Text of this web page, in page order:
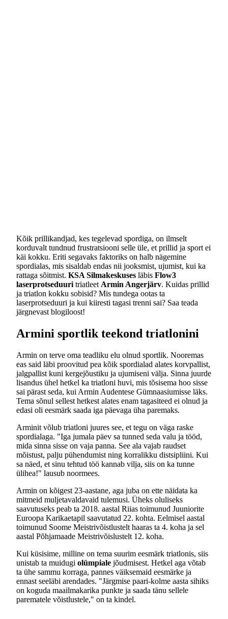
Kõik prillikandjad, kes tegelevad spordiga, on ilmselt
korduvalt tundnud frustratsiooni selle üle, et prillid ja sport ei
käi kokku. Eriti segavaks faktoriks on halb nägemine
spordialas, mis sisaldab endas nii jooksmist, ujumist, kui ka
rattaga sõitmist. KSA Silmakeskuses läbis Flow3
laserprotseduuri triatleet Armin Angerjärv. Kuidas prillid
ja triatlon kokku sobisid? Mis tundega ootas ta
laserprotseduuri ja kui kiiresti tagasi trenni sai? Saa teada
järgnevast blogiloost!
Armini sportlik teekond triatlonini
Armin on terve oma teadliku elu olnud sportlik. Nooremas
eas said läbi proovitud pea kõik spordialad alates korvpallist,
jalgpallist kuni kergejõustiku ja ujumiseni välja. Sinna juurde
lisandus ühel hetkel ka triatloni huvi, mis tõsisema hoo sisse
sai pärast seda, kui Armin Audentese Gümnaasiumisse läks.
Tema sõnul sellest hetkest alates enam tagasiteed ei olnud ja
edasi oli eesmärk saada iga päevaga üha paremaks.
Arminit võlub triatloni juures see, et tegu on väga raske
spordialaga. "Iga jumala päev sa tunned seda valu ja tööd,
mida sinna sisse on vaja panna. See ala vajab raudset
mõistust, palju pühendumist ning korralikku distsipliini. Kui
sa näed, et sinu tehtud töö kannab vilja, siis on ka tunne
ülihea!" lausub noormees.
Armin on kõigest 23-aastane, aga juba on ette näidata ka
mitmeid muljetavaldavaid tulemusi. Üheks oluliseks
saavutuseks peab ta 2018. aastal Riias toimunud Juuniorite
Euroopa Karikaetapil saavutatud 22. kohta. Eelmisel aastal
toimunud Soome Meistrivõistlustelt haaras ta 4. koha ja sel
aastal Põhjamaade Meistrivõislustelt 12. koha.
Kui küsisime, milline on tema suurim eesmärk triatlonis, siis
unistab ta muidugi olümpiale jõudmisest. Hetkel aga võtab
ta ühe sammu korraga, pannes väiksemaid eesmärke ja
ennast seeläbi arendades. "Järgmise paari-kolme aasta sihiks
on koguda maailmakarika punkte ja saada tänu sellele
parematele võistlustele," on ta kindel.